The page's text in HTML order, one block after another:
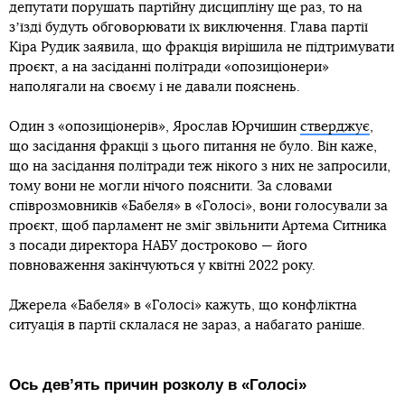
депутати порушать партійну дисципліну ще раз, то на
зʼїзді будуть обговорювати їх виключення. Глава партії
Кіра Рудик заявила, що фракція вирішила не підтримувати
проєкт, а на засіданні політради «опозиціонери»
наполягали на своєму і не давали пояснень.
Один з «опозиціонерів», Ярослав Юрчишин стверджує,
що засідання фракції з цього питання не було. Він каже,
що на засідання політради теж нікого з них не запросили,
тому вони не могли нічого пояснити. За словами
співрозмовників «Бабеля» в «Голосі», вони голосували за
проєкт, щоб парламент не зміг звільнити Артема Ситника
з посади директора НАБУ достроково — його
повноваження закінчуються у квітні 2022 року.
Джерела «Бабеля» в «Голосі» кажуть, що конфліктна
ситуація в партії склалася не зараз, а набагато раніше.
Ось девʼять причин розколу в «Голосі»